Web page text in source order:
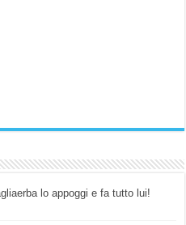
lo appoggi e fa tutto lui!